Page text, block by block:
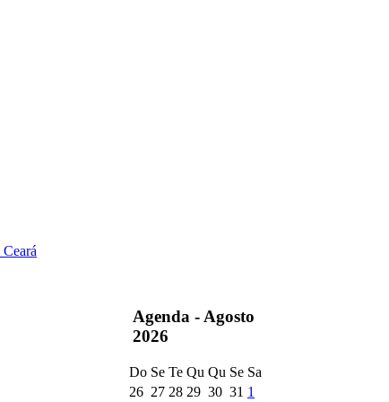
Agenda - Agosto
2026
Do Se Te Qu Qu Se Sa
26 27 28 29 30 31 1